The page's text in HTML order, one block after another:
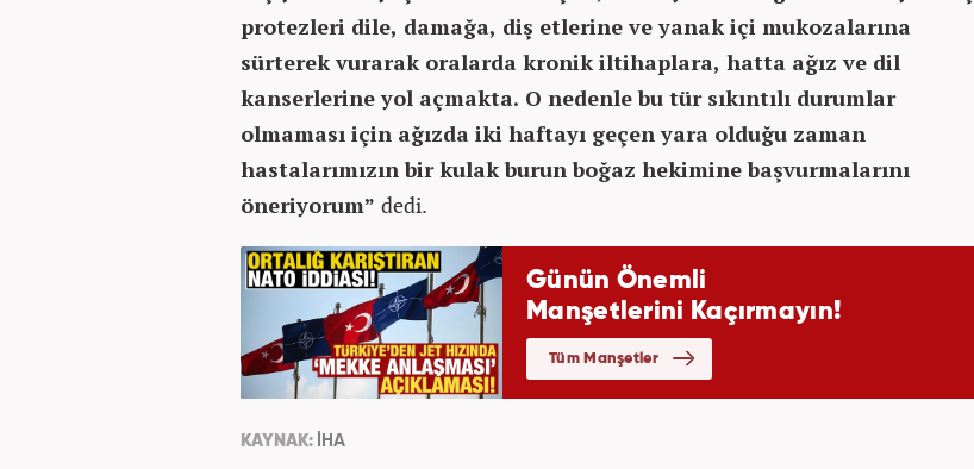
protezleri dile, damağa, diş etlerine ve yanak içi mukozalarına
sürterek vurarak oralarda kronik iltihaplara, hatta ağız ve dil
kanserlerine yol açmakta. O nedenle bu tür sıkıntılı durumlar
olmaması için ağızda iki haftayı geçen yara olduğu zaman
hastalarımızın bir kulak burun boğaz hekimine başvurmalarını
öneriyorum” dedi.
KAYNAK: İHA